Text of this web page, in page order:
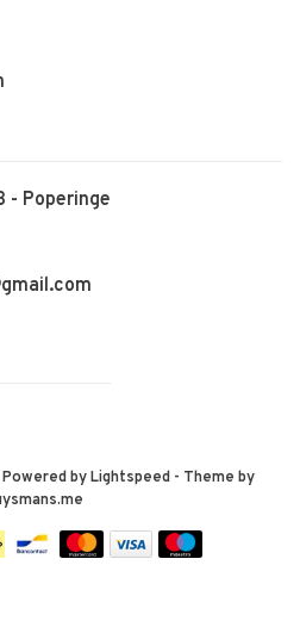
- Poperinge
Powered byLightspeed - Theme by